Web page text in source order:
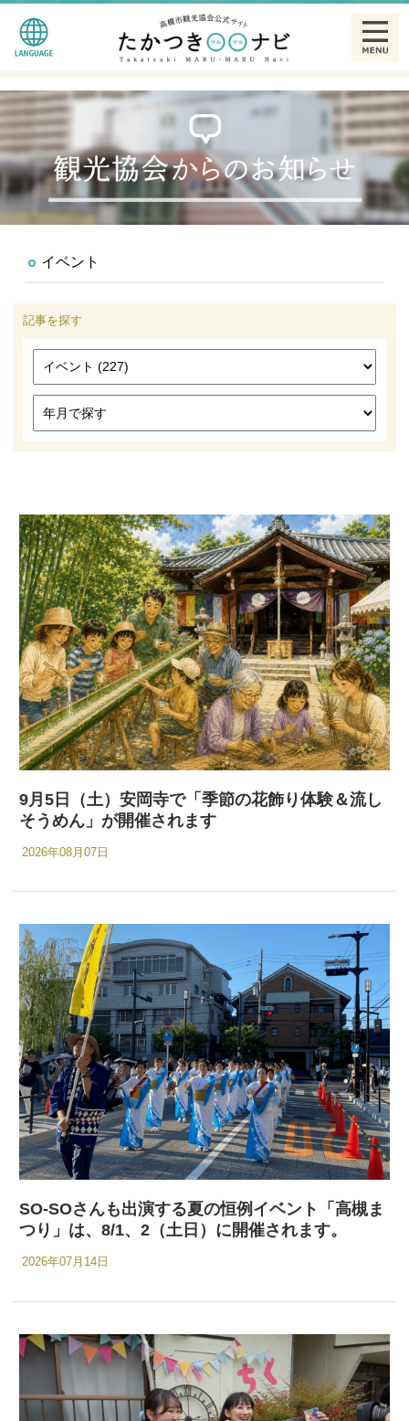
イベント
記事を探す
9月5日（土）安岡寺で「季節の花飾り体験＆流し
そうめん」が開催されます
2026年08月07日
SO-SOさんも出演する夏の恒例イベント「高槻ま
つり」は、8/1、2（土日）に開催されます。
2026年07月14日
観る
食べる
泊まる
特産品
ギャラリー
はにたん着ぐるみ貸出
たかつきナビゲーター
アクセス
English
简体中文
繁體中文
한글